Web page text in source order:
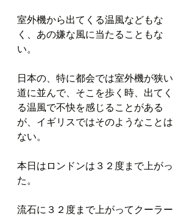
室外機から出てくる温風などもな
く、あの嫌な風に当たることもな
い。
日本の、特に都会では室外機が狭い
道に並んで、そこを歩く時、出てく
る温風で不快を感じることがある
が、イギリスではそのようなことは
ない。
本日はロンドンは３２度まで上がっ
た。
流石に３２度まで上がってクーラー